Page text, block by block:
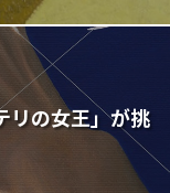
の女王」が挑